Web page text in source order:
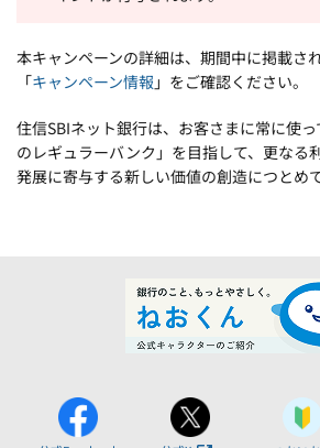
本キャンペーンの詳細は、期間中に掲載さ
「キャンペーン情報 」をご確認ください。
住信SBIネット銀行は、お客さまに常に使
のレギュラーバンク」を目指して、更なる
発展に寄与する新しい価値の創造につとめ